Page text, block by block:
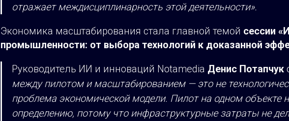
отражает междисциплинарность этой деятельности».
Экономика масштабирования стала главной темой сессии
промышленности: от выбора технологий к доказанной
Руководитель ИИ и инноваций Notamedia Денис Потапчук
между пилотом и масштабированием — это не
проблема экономической модели. Пилот на одном объекте
определению, потому что инфраструктурные затраты не